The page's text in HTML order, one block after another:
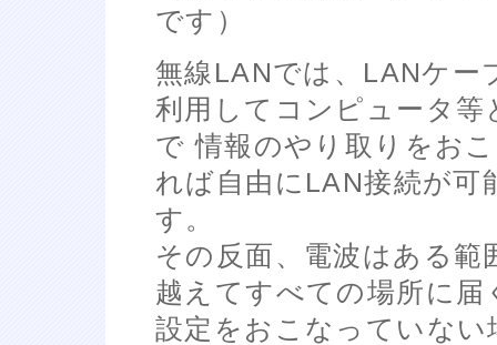
です）
無線LANでは、LANケー
利用してコンピュータ
で 情報のやり取りをお
れば自由にLAN接続が
す。
その反面、電波はある
越えてすべての場所に
設定をおこなっていな